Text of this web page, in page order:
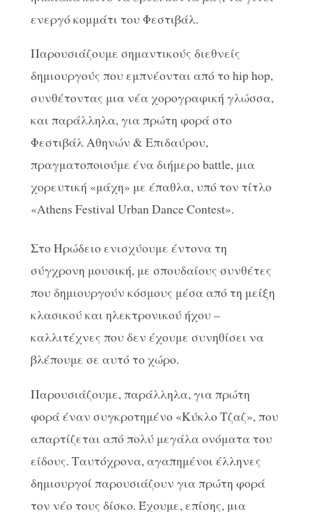
ενεργό κομμάτι του Φεστιβάλ.
Παρουσιάζουμε σημαντικούς διεθνείς
δημιουργούς που εμπνέονται από το hip hop,
συνθέτοντας μια νέα χορογραφική γλώσσα,
και παράλληλα, για πρώτη φορά στο
Φεστιβάλ Αθηνών & Επιδαύρου,
πραγματοποιούμε ένα διήμερο battle, μια
χορευτική «μάχη» με έπαθλα, υπό τον τίτλο
«Athens Festival Urban Dance Contest».
Στο Ηρώδειο ενισχύουμε έντονα τη
σύγχρονη μουσική, με σπουδαίους συνθέτες
που δημιουργούν κόσμους μέσα από τη μείξη
κλασικού και ηλεκτρονικού ήχου –
καλλιτέχνες που δεν έχουμε συνηθίσει να
βλέπουμε σε αυτό το χώρο.
Παρουσιάζουμε, παράλληλα, για πρώτη
φορά έναν συγκροτημένο «Κύκλο Τζαζ», που
απαρτίζεται από πολύ μεγάλα ονόματα του
είδους. Ταυτόχρονα, αγαπημένοι έλληνες
δημιουργοί παρουσιάζουν για πρώτη φορά
τον νέο τους δίσκο. Έχουμε, επίσης, μια